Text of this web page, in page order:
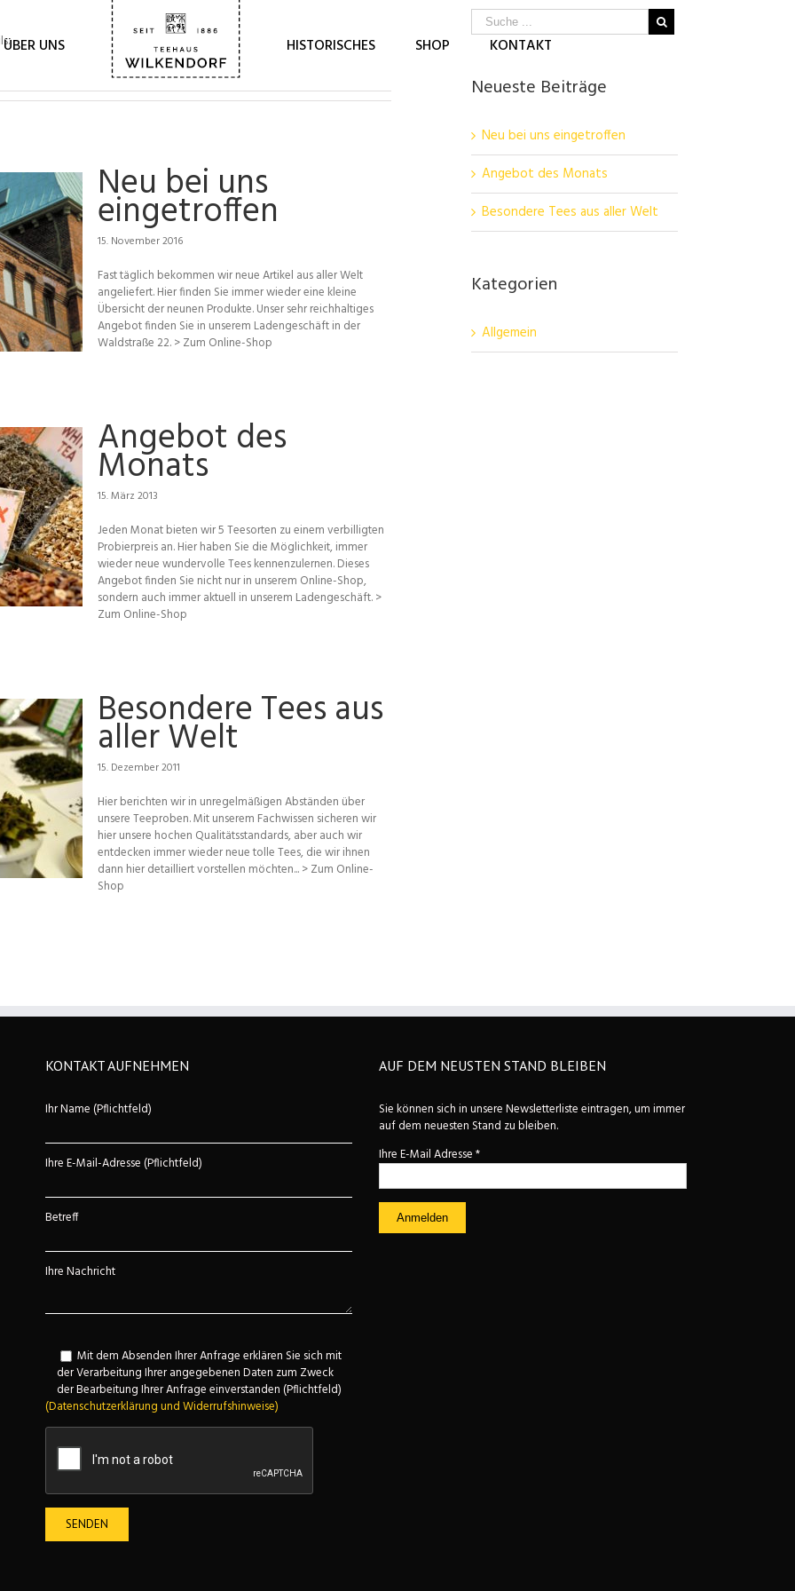
ÜBER UNS HISTORISCHES SHOP KONTAKT
Neu bei uns
eingetroffen
15. November 2016
Fast täglich bekommen wir neue Artikel aus aller Welt
angeliefert. Hier finden Sie immer wieder eine kleine
Übersicht der neunen Produkte. Unser sehr reichhaltiges
Angebot finden Sie in unserem Ladengeschäft in der
Waldstraße 22. > Zum Online-Shop
Angebot des
Monats
15. März 2013
Jeden Monat bieten wir 5 Teesorten zu einem verbilligten
Probierpreis an. Hier haben Sie die Möglichkeit, immer
wieder neue wundervolle Tees kennenzulernen. Dieses
Angebot finden Sie nicht nur in unserem Online-Shop,
sondern auch immer aktuell in unserem Ladengeschäft. >
Zum Online-Shop
Besondere Tees aus
aller Welt
15. Dezember 2011
Hier berichten wir in unregelmäßigen Abständen über
unsere Teeproben. Mit unserem Fachwissen sicheren wir
hier unsere hochen Qualitätsstandards, aber auch wir
entdecken immer wieder neue tolle Tees, die wir ihnen
dann hier detailliert vorstellen möchten... > Zum Online-
Shop
Neueste Beiträge
Neu bei uns eingetroffen
Angebot des Monats
Besondere Tees aus aller Welt
Kategorien
Allgemein
KONTAKT AUFNEHMEN
Ihr Name (Pflichtfeld)
Ihre E-Mail-Adresse (Pflichtfeld)
Betreff
Ihre Nachricht
Mit dem Absenden Ihrer Anfrage erklären Sie sich mit
der Verarbeitung Ihrer angegebenen Daten zum Zweck
der Bearbeitung Ihrer Anfrage einverstanden (Pflichtfeld)
(Datenschutzerklärung und Widerrufshinweise)
AUF DEM NEUSTEN STAND BLEIBEN
Sie können sich in unsere Newsletterliste eintragen, um immer
auf dem neuesten Stand zu bleiben.
Ihre E-Mail Adresse*